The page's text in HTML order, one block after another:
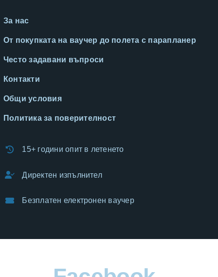
За нас
От покупката на ваучер до полета с парапланер
Често задавани въпроси
Контакти
Общи условия
Политика за поверителност
15+ години опит в летенето
Директен изпълнител
Безплатен електронен ваучер